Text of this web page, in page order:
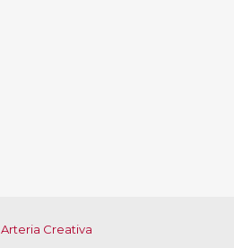
Arteria Creativa